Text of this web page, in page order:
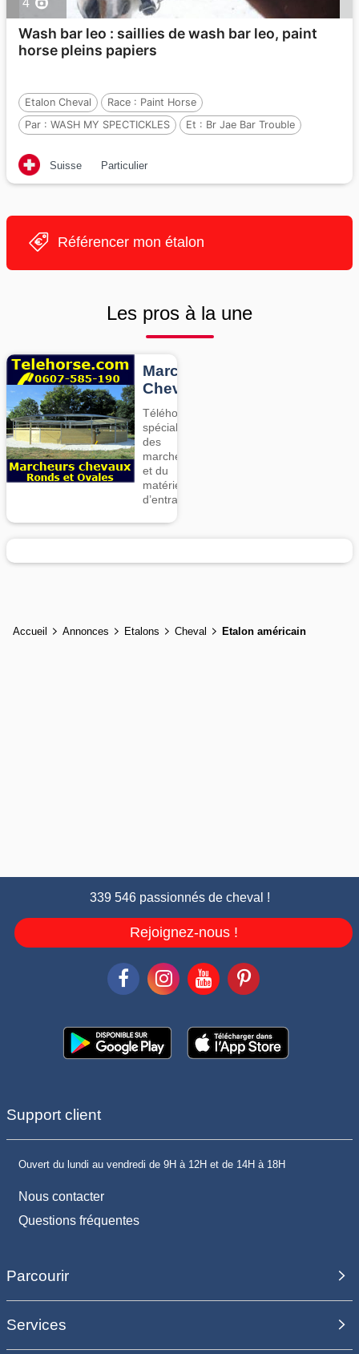
4
Wash bar leo : saillies de wash bar leo, paint
horse pleins papiers
Etalon Cheval Race : Paint Horse
Par : WASH MY SPECTICKLES Et : Br Jae Bar Trouble
Suisse
Particulier
Référencer mon étalon
Les pros à la une
Marcheurs
Chevaux
Téléhorse,
spécialiste
des
marcheurs
et du
matériel
d’entrainement
Accueil Annonces Etalons Cheval Etalon américain
339 546 passionnés de cheval !
Rejoignez-nous !
Support client
Ouvert du lundi au vendredi de 9H à 12H et de 14H à 18H
Nous contacter
Questions fréquentes
Parcourir
Services